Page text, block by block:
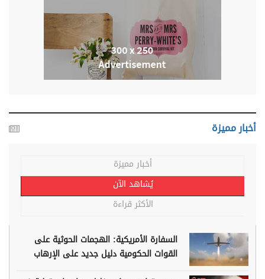
أخبار مميزة
أخبار مميزة
يُشاهد الآن
الأكثر قراءة
السفارة الأمريكية: الهجمات الحوثية على
القوات الحكومية دليل جديد على الإرهاب